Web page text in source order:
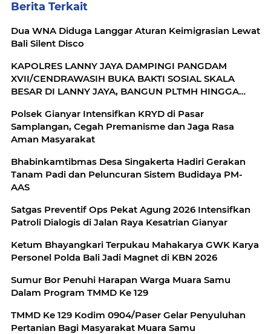
Berita Terkait
Dua WNA Diduga Langgar Aturan Keimigrasian Lewat
Bali Silent Disco
KAPOLRES LANNY JAYA DAMPINGI PANGDAM
XVII/CENDRAWASIH BUKA BAKTI SOSIAL SKALA
BESAR DI LANNY JAYA, BANGUN PLTMH HINGGA
Polsek Gianyar Intensifkan KRYD di Pasar
Samplangan, Cegah Premanisme dan Jaga Rasa
Aman Masyarakat
Bhabinkamtibmas Desa Singakerta Hadiri Gerakan
Tanam Padi dan Peluncuran Sistem Budidaya PM-
AAS
Satgas Preventif Ops Pekat Agung 2026 Intensifkan
Patroli Dialogis di Jalan Raya Kesatrian Gianyar
Ketum Bhayangkari Terpukau Mahakarya GWK Karya
Personel Polda Bali Jadi Magnet di KBN 2026
Sumur Bor Penuhi Harapan Warga Muara Samu
Dalam Program TMMD Ke 129
TMMD Ke 129 Kodim 0904/Paser Gelar Penyuluhan
Pertanian Bagi Masyarakat Muara Samu